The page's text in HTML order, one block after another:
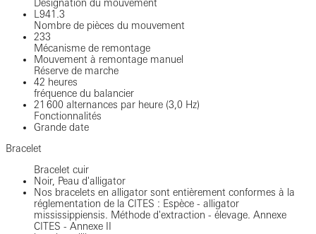
Désignation du mouvement
L941.3
Nombre de pièces du mouvement
233
Mécanisme de remontage
Mouvement à remontage manuel
Réserve de marche
42 heures
fréquence du balancier
21 600 alternances par heure (3,0 Hz)
Fonctionnalités
Grande date
Bracelet
Bracelet cuir
Noir, Peau d'alligator
Nos bracelets en alligator sont entièrement conformes à la
réglementation de la CITES : Espèce - alligator
mississippiensis. Méthode d'extraction - élevage. Annexe
CITES - Annexe II